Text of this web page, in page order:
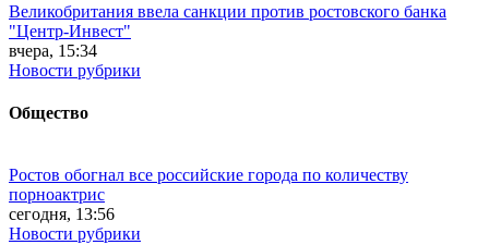
Великобритания ввела санкции против ростовского банка
"Центр-Инвест"
вчера, 15:34
Новости рубрики
Общество
Ростов обогнал все российские города по количеству
порноактрис
сегодня, 13:56
Новости рубрики